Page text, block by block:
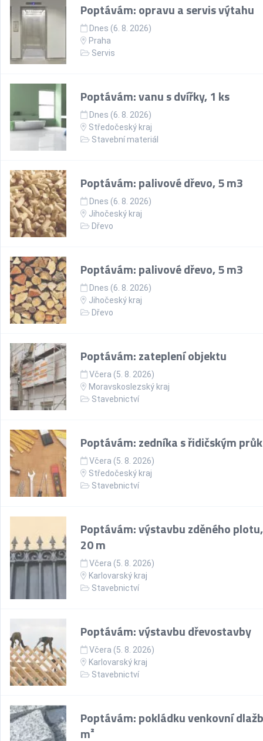
Poptávám: opravu a servis výtahu
Dnes (6. 8. 2026)
Praha
Servis
Poptávám: vanu s dvířky, 1 ks
Dnes (6. 8. 2026)
Středočeský kraj
Stavební materiál
Poptávám: palivové dřevo, 5 m3
Dnes (6. 8. 2026)
Jihočeský kraj
Dřevo
Poptávám: palivové dřevo, 5 m3
Dnes (6. 8. 2026)
Jihočeský kraj
Dřevo
Poptávám: zateplení objektu
Včera (5. 8. 2026)
Moravskoslezský kraj
Stavebnictví
Poptávám: zedníka s řidičským
Včera (5. 8. 2026)
Středočeský kraj
Stavebnictví
Poptávám: výstavbu zděného
20 m
Včera (5. 8. 2026)
Karlovarský kraj
Stavebnictví
Poptávám: výstavbu dřevostavby
Včera (5. 8. 2026)
Karlovarský kraj
Stavebnictví
Poptávám: pokládku venkovní
m²